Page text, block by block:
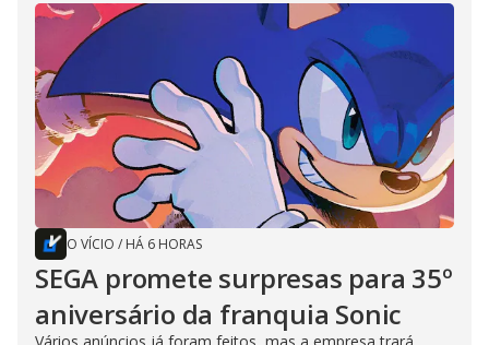
O VÍCIO / HÁ 6 HORAS
SEGA promete surpresas para 35º
aniversário da franquia Sonic